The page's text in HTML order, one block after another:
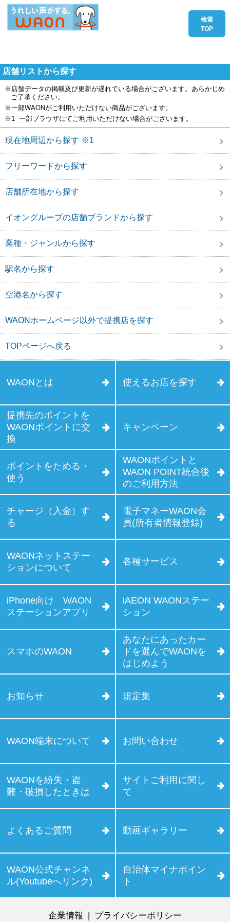
店舗リストから探す
※店舗データの掲載及び更新が遅れている場合がございます。あらかじめ
ご了承ください。
※一部WAONがご利用いただけない商品がございます。
※1 一部ブラウザにてご利用いただけない場合がございます。
現在地周辺から探す ※1
フリーワードから探す
店舗所在地から探す
イオングループの店舗ブランドから探す
業種・ジャンルから探す
駅名から探す
空港名から探す
WAONホームページ以外で提携店を探す
TOPページへ戻る